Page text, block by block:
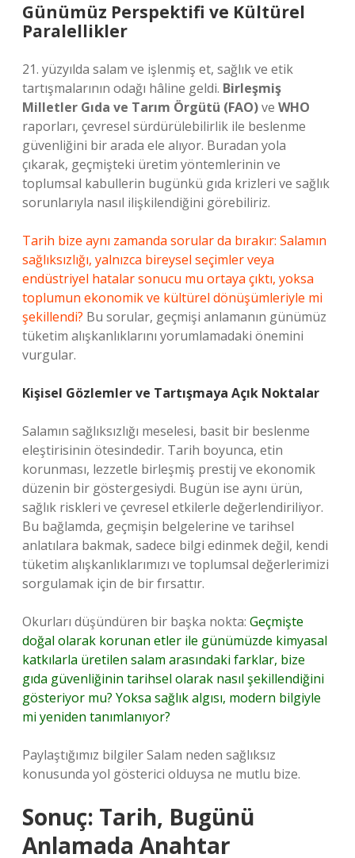
Günümüz Perspektifi ve Kültürel
Paralellikler
21. yüzyılda salam ve işlenmiş et, sağlık ve etik
tartışmalarının odağı hâline geldi. Birleşmiş
Milletler Gıda ve Tarım Örgütü (FAO)ve WHO
raporları, çevresel sürdürülebilirlik ile beslenme
güvenliğini bir arada ele alıyor. Buradan yola
çıkarak, geçmişteki üretim yöntemlerinin ve
toplumsal kabullerin bugünkü gıda krizleri ve sağlık
sorunlarıyla nasıl ilişkilendiğini görebiliriz.
Tarih bize aynı zamanda sorular da bırakır: Salamın
sağlıksızlığı, yalnızca bireysel seçimler veya
endüstriyel hatalar sonucu mu ortaya çıktı, yoksa
toplumun ekonomik ve kültürel dönüşümleriyle mi
şekillendi? Bu sorular, geçmişi anlamanın günümüz
tüketim alışkanlıklarını yorumlamadaki önemini
vurgular.
Kişisel Gözlemler ve Tartışmaya Açık Noktalar
Salamın sağlıksızlığı meselesi, basit bir beslenme
eleştirisinin ötesindedir. Tarih boyunca, etin
korunması, lezzetle birleşmiş prestij ve ekonomik
düzenin bir göstergesiydi. Bugün ise aynı ürün,
sağlık riskleri ve çevresel etkilerle değerlendiriliyor.
Bu bağlamda, geçmişin belgelerine ve tarihsel
anlatılara bakmak, sadece bilgi edinmek değil, kendi
tüketim alışkanlıklarımızı ve toplumsal değerlerimizi
sorgulamak için de bir fırsattır.
Okurları düşündüren bir başka nokta: Geçmişte
doğal olarak korunan etler ile günümüzde kimyasal
katkılarla üretilen salam arasındaki farklar, bize
gıda güvenliğinin tarihsel olarak nasıl şekillendiğini
gösteriyor mu? Yoksa sağlık algısı, modern bilgiyle
mi yeniden tanımlanıyor?
Paylaştığımız bilgiler Salam neden sağlıksız
konusunda yol gösterici olduysa ne mutlu bize.
Sonuç: Tarih, Bugünü
Anlamada Anahtar